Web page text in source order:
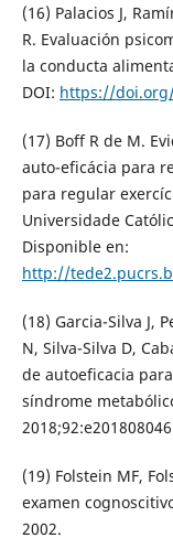
(16) Palacios J,
R. Evaluación
la conducta
DOI: https://doi.org/
(17) Boff R de M.
auto-eficácia para
para regular
Universidade
Disponible en:
http://
(18) Garcia-Silva J,
N, Silva-Silva D,
de autoeficacia
síndrome
(19) Folstein MF,
examen
2002.